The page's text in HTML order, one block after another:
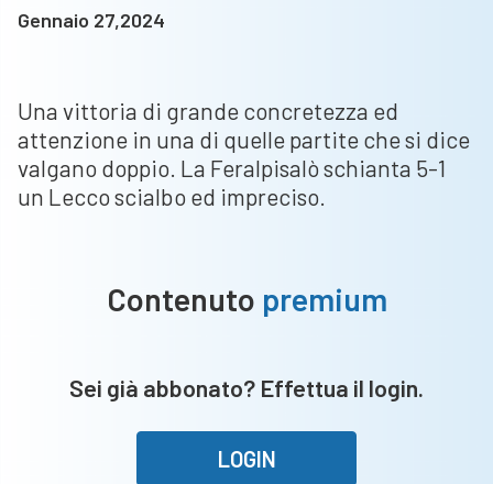
Gennaio 27,2024
Una vittoria di grande concretezza ed
attenzione in una di quelle partite che si dice
valgano doppio. La Feralpisalò schianta 5-1
un Lecco scialbo ed impreciso.
Contenuto premium
Sei già abbonato? Effettua il login.
LOGIN